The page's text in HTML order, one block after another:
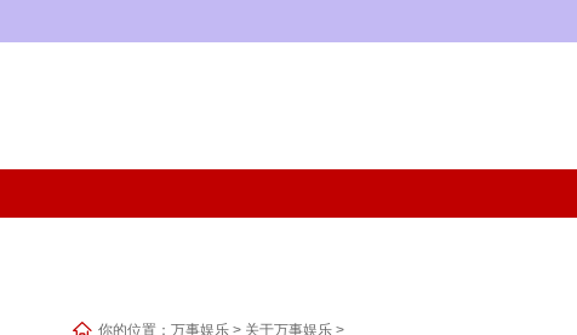
你的位置： 万事娱乐 > 关于万事娱乐 >